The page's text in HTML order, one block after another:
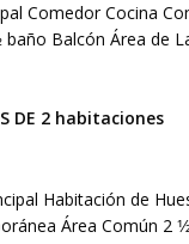
Comedor Cocina
baño Balcón Área de
DE 2 habitaciones
Habitación de
Área Común 2